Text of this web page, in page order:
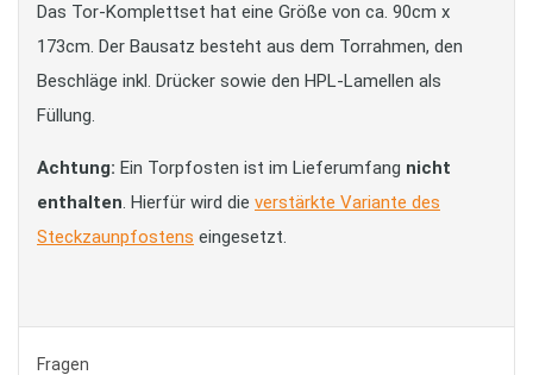
Das Tor-Komplettset hat eine Größe von ca. 90cm x
173cm. Der Bausatz besteht aus dem Torrahmen, den
Beschläge inkl. Drücker sowie den HPL-Lamellen als
Füllung.
Achtung: Ein Torpfosten ist im Lieferumfang nicht
enthalten. Hierfür wird die verstärkte Variante des
Steckzaunpfostens eingesetzt.
Fragen